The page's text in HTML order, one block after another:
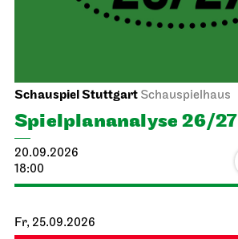
Schauspiel Stuttgart Schauspielhaus
Spiel­plan­analyse 26/27
20.09.2026
18:00
Fr, 25.09.2026